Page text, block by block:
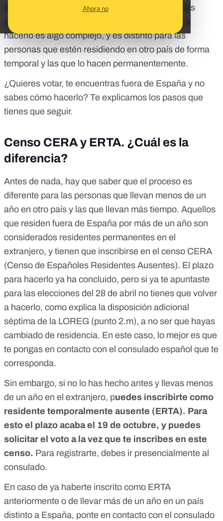
Ahora no
también tienen derecho a votar en las elecciones
generales del 10 de noviembre. El proceso para
hacerlo es algo complejo, y es distinto para las
personas que estén residiendo en otro país de forma
temporal y las que lo hacen permanentemente.
¿Quieres votar, te encuentras fuera de España y no
sabes cómo hacerlo? Te explicamos los pasos que
tienes que seguir.
Censo CERA y ERTA. ¿Cuál es la
diferencia?
Antes de nada, hay que saber que el proceso es
diferente para las personas que llevan menos de un
año en otro país y las que llevan más tiempo. Aquellos
que residen fuera de España por más de un año son
considerados residentes permanentes en el
extranjero, y tienen que inscribirse en el censo CERA
(Censo de Españoles Residentes Ausentes). El plazo
para hacerlo ya ha concluido, pero si ya te apuntaste
para las elecciones del 28 de abril no tienes que volver
a hacerlo, como explica la disposición adicional
séptima de la LOREG (punto 2.m), a no ser que hayas
cambiado de residencia. En este caso, lo mejor es que
te pongas en contacto con el consulado español que te
corresponda.
Sin embargo, si no lo has hecho antes y llevas menos
de un año en el extranjero, puedes inscribirte como
residente temporalmente ausente (ERTA). Para
esto el plazo acaba el 19 de octubre, y puedes
solicitar el voto a la vez que te inscribes en este
censo. Para registrarte, debes ir presencialmente al
consulado.
En caso de ya haberte inscrito como ERTA
anteriormente o de llevar más de un año en un país
distinto a España, ponte en contacto con el consulado